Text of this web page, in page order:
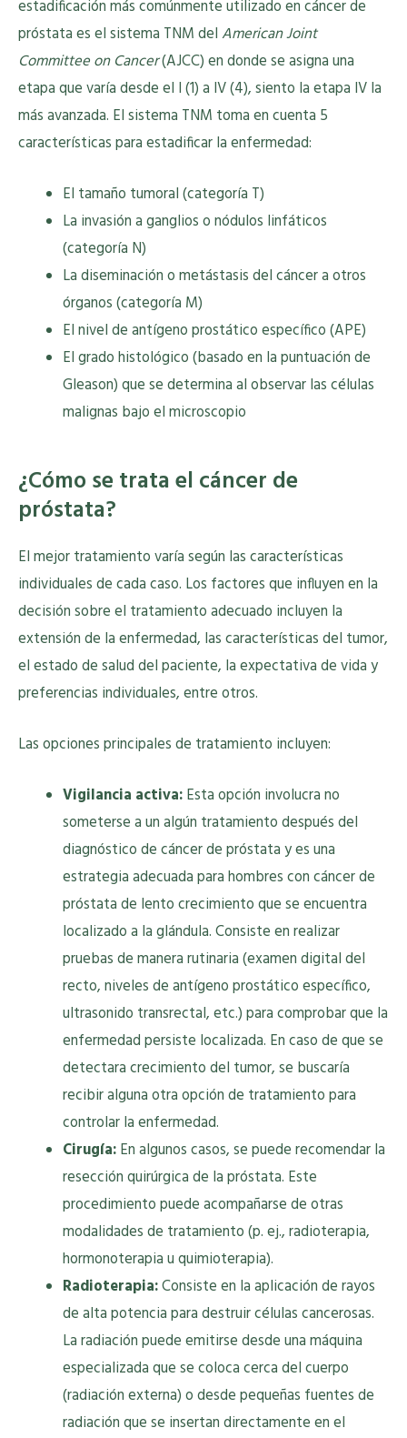
estadificación más comúnmente utilizado en cáncer de
próstata es el sistema TNM delAmerican Joint
Committee on Cancer(AJCC) en donde se asigna una
etapa que varía desde el I (1) a IV (4), siento la etapa IV la
más avanzada. El sistema TNM toma en cuenta 5
características para estadificar la enfermedad:
El tamaño tumoral (categoría T)
La invasión a ganglios o nódulos linfáticos
(categoría N)
La diseminación o metástasis del cáncer a otros
órganos (categoría M)
El nivel de antígeno prostático específico (APE)
El grado histológico (basado en la puntuación de
Gleason) que se determina al observar las células
malignas bajo el microscopio
¿Cómo se trata el cáncer de
próstata?
El mejor tratamiento varía según las características
individuales de cada caso. Los factores que influyen en la
decisión sobre el tratamiento adecuado incluyen la
extensión de la enfermedad, las características del tumor,
el estado de salud del paciente, la expectativa de vida y
preferencias individuales, entre otros.
Las opciones principales de tratamiento incluyen:
Vigilancia activa:Esta opción involucra no
someterse a un algún tratamiento después del
diagnóstico de cáncer de próstata y es una
estrategia adecuada para hombres con cáncer de
próstata de lento crecimiento que se encuentra
localizado a la glándula. Consiste en realizar
pruebas de manera rutinaria (examen digital del
recto, niveles de antígeno prostático específico,
ultrasonido transrectal, etc.) para comprobar que la
enfermedad persiste localizada. En caso de que se
detectara crecimiento del tumor, se buscaría
recibir alguna otra opción de tratamiento para
controlar la enfermedad.
Cirugía:En algunos casos, se puede recomendar la
resección quirúrgica de la próstata. Este
procedimiento puede acompañarse de otras
modalidades de tratamiento (p. ej., radioterapia,
hormonoterapia u quimioterapia).
Radioterapia:Consiste en la aplicación de rayos
de alta potencia para destruir células cancerosas.
La radiación puede emitirse desde una máquina
especializada que se coloca cerca del cuerpo
(radiación externa) o desde pequeñas fuentes de
radiación que se insertan directamente en el